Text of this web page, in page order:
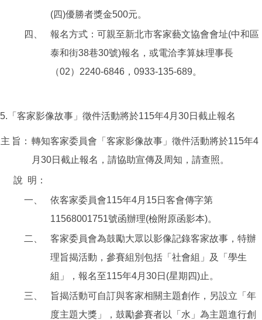
(四)優勝者獎金500元。
四、
報名方式：可親至新北市客家藝文協會會址(中和區
泰和街38巷30號)報名，或電洽李算妹理事長
（02）2240-6846，0933-135-689。
5.「客家影像故事」徵件活動將於115年4月30日截止報名
主 旨： 轉知客家委員會「客家影像故事」徵件活動將於115年4
月30日截止報名，請協助宣傳及周知，請查照。
說 明：
一、
依客家委員會115年4月15日客會傳字第
11568001751號函辦理(檢附原函影本)。
二、
客家委員會為鼓勵大眾以影像記錄客家故事，特辦
理旨揭活動，參賽組別包括「社會組」及「學生
組」，報名至115年4月30日(星期四)止。
三、
旨揭活動可自訂與客家相關主題創作，另設立「年
度主題大獎」，鼓勵參賽者以「水」為主題進行創